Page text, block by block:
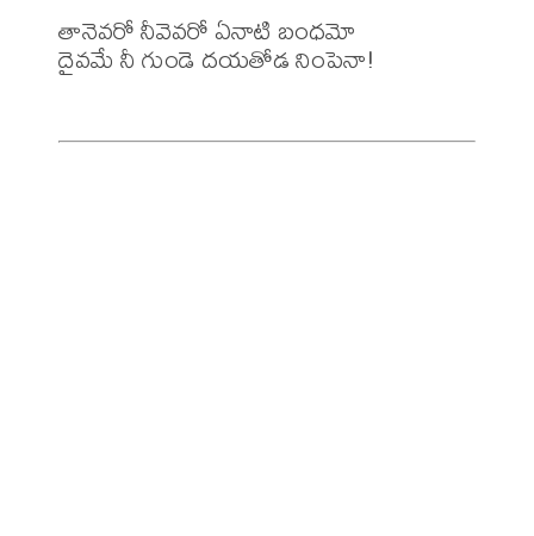
తానెవరో నీవెవరో ఏనాటి బంధమో
దైవమే నీ గుండె దయతోడ నింపెనా!